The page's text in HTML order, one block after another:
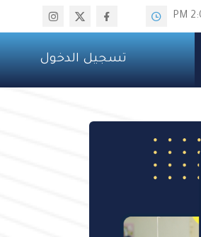
تسجيل الدخول